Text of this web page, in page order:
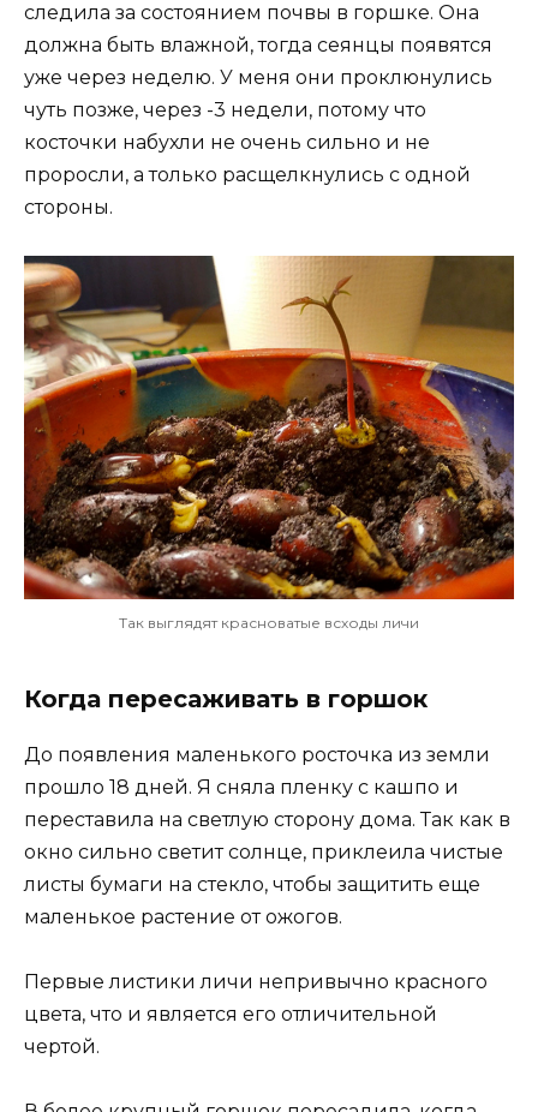
следила за состоянием почвы в горшке. Она
должна быть влажной, тогда сеянцы появятся
уже через неделю. У меня они проклюнулись
чуть позже, через -3 недели, потому что
косточки набухли не очень сильно и не
проросли, а только расщелкнулись с одной
стороны.
Так выглядят красноватые всходы личи
Когда пересаживать в горшок
До появления маленького росточка из земли
прошло 18 дней. Я сняла пленку с кашпо и
переставила на светлую сторону дома. Так как в
окно сильно светит солнце, приклеила чистые
листы бумаги на стекло, чтобы защитить еще
маленькое растение от ожогов.
Первые листики личи непривычно красного
цвета, что и является его отличительной
чертой.